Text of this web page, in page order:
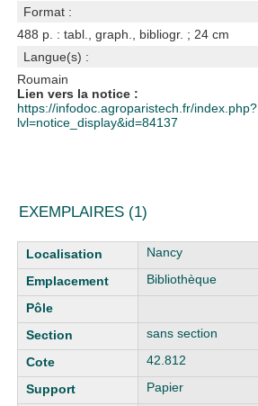
Format :
488 p. : tabl., graph., bibliogr. ; 24 cm
Langue(s) :
Roumain
Lien vers la notice :
https://infodoc.agroparistech.fr/index.php?
lvl=notice_display&id=84137
EXEMPLAIRES (1)
Liste des exemplaires
Nancy
Bibliothèque
sans section
42.812
Papier